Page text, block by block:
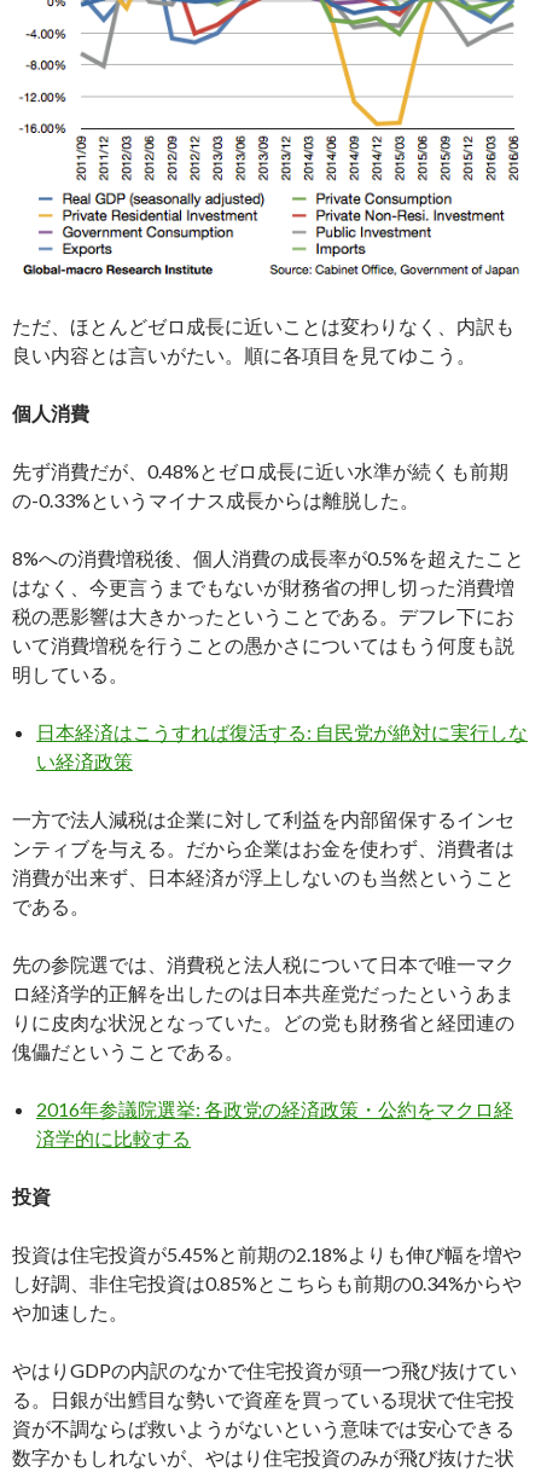
ただ、ほとんどゼロ成長に近いことは変わりなく、内訳も
良い内容とは言いがたい。順に各項目を見てゆこう。
個人消費
先ず消費だが、0.48%とゼロ成長に近い水準が続くも前期
の-0.33%というマイナス成長からは離脱した。
8%への消費増税後、個人消費の成長率が0.5%を超えたこと
はなく、今更言うまでもないが財務省の押し切った消費増
税の悪影響は大きかったということである。デフレ下にお
いて消費増税を行うことの愚かさについてはもう何度も説
明している。
日本経済はこうすれば復活する: 自民党が絶対に実行しな
い経済政策
一方で法人減税は企業に対して利益を内部留保するインセ
ンティブを与える。だから企業はお金を使わず、消費者は
消費が出来ず、日本経済が浮上しないのも当然ということ
である。
先の参院選では、消費税と法人税について日本で唯一マク
ロ経済学的正解を出したのは日本共産党だったというあま
りに皮肉な状況となっていた。どの党も財務省と経団連の
傀儡だということである。
2016年参議院選挙: 各政党の経済政策・公約をマクロ経
済学的に比較する
投資
投資は住宅投資が5.45%と前期の2.18%よりも伸び幅を増や
し好調、非住宅投資は0.85%とこちらも前期の0.34%からや
や加速した。
やはりGDPの内訳のなかで住宅投資が頭一つ飛び抜けてい
る。日銀が出鱈目な勢いで資産を買っている現状で住宅投
資が不調ならば救いようがないという意味では安心できる
数字かもしれないが、やはり住宅投資のみが飛び抜けた状